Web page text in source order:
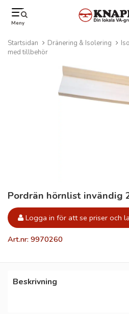
Meny
Startsidan Dränering & Isolering
med tillbehör
Pordrän hörnlist invändig
Logga in för att se priser och
Art.nr: 9970260
Beskrivning